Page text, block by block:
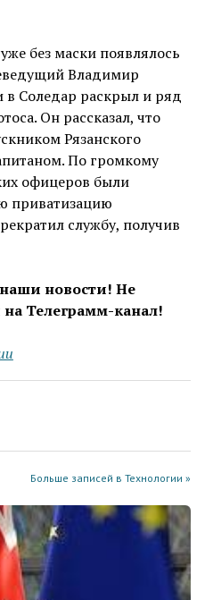
без маски появлялось
Владимир
в Соледар раскрыл и ряд
Он рассказал, что
Рязанского
По громкому
офицеров были
приватизацию
службу, получив
новости! Не
на Телеграмм-канал!
Больше записей в Технологии »